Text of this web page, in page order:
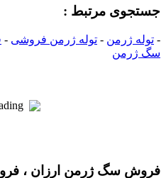
جستجوی مرتبط :
- توله ژرمن - توله ژرمن فروشی -
سگ ژرمن
Loading ...
فروش سگ ژرمن ارزان ،